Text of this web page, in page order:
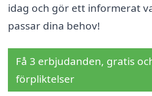
idag och gör ett informerat
passar dina behov!
Få 3 erbjudanden, gratis
förpliktelser